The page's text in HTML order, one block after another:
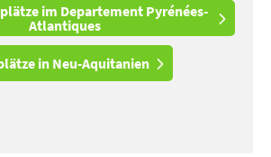
im Departement Pyrénées-
Atlantiques
in Neu-Aquitanien